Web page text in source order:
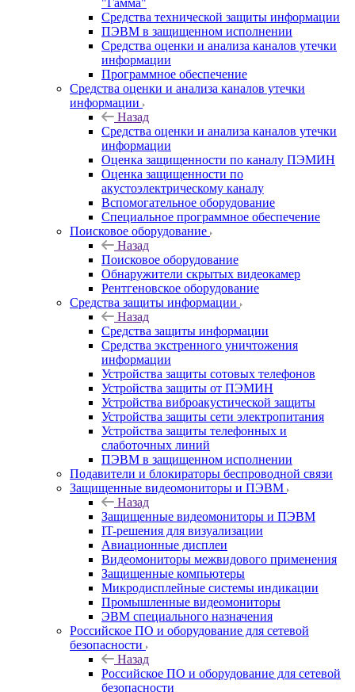
"Гамма"
Средства технической защиты информации
ПЭВМ в защищенном исполнении
Средства оценки и анализа каналов утечки
информации
Программное обеспечение
Средства оценки и анализа каналов утечки
информации
Назад
Средства оценки и анализа каналов утечки
информации
Оценка защищенности по каналу ПЭМИН
Оценка защищенности по
акустоэлектрическому каналу
Вспомогательное оборудование
Специальное программное обеспечение
Поисковое оборудование
Назад
Поисковое оборудование
Обнаружители скрытых видеокамер
Рентгеновское оборудование
Средства защиты информации
Назад
Средства защиты информации
Средства экстренного уничтожения
информации
Устройства защиты сотовых телефонов
Устройства защиты от ПЭМИН
Устройства виброакустической защиты
Устройства защиты сети электропитания
Устройства защиты телефонных и
слаботочных линий
ПЭВМ в защищенном исполнении
Подавители и блокираторы беспроводной связи
Защищенные видеомониторы и ПЭВМ
Назад
Защищенные видеомониторы и ПЭВМ
IT-решения для визуализации
Авиационные дисплеи
Видеомониторы межвидового применения
Защищенные компьютеры
Микродисплейные системы индикации
Промышленные видеомониторы
ЭВМ специального назначения
Российское ПО и оборудование для сетевой
безопасности
Назад
Российское ПО и оборудование для сетевой
безопасности